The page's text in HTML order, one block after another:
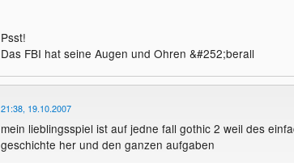
Psst!
Das FBI hat seine Augen und Ohren &#252;berall
21:38, 19.10.2007
mein lieblingsspiel ist auf jedne fall gothic 2 weil des
geschichte her und den ganzen aufgaben